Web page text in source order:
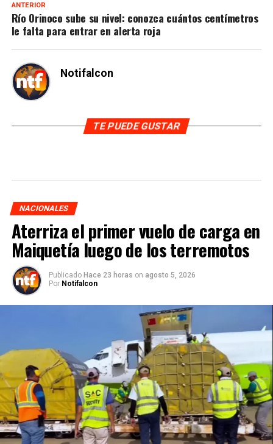
ANTERIOR
Río Orinoco sube su nivel: conozca cuántos centímetros
le falta para entrar en alerta roja
Notifalcon
TE PUEDE GUSTAR
NACIONALES
Aterriza el primer vuelo de carga en
Maiquetía luego de los terremotos
Publicado Hace 23 horas on agosto 5, 2026
Por Notifalcon